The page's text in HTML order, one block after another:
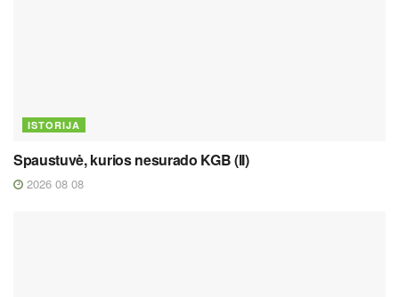
ISTORIJA
Spaustuvė, kurios nesurado KGB (II)
2026 08 08